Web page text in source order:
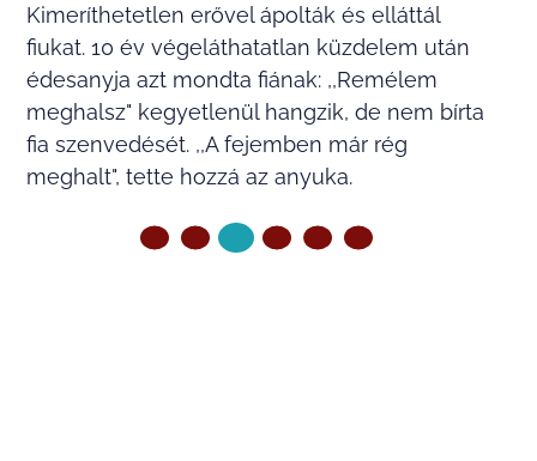
Kimeríthetetlen erővel ápolták és elláttál
fiukat. 10 év végeláthatatlan küzdelem után
édesanyja azt mondta fiának: ,,Remélem
meghalsz" kegyetlenül hangzik, de nem bírta
fia szenvedését. ,,A fejemben már rég
meghalt", tette hozzá az anyuka.